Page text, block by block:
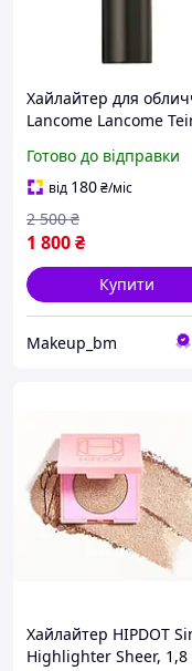
Хайлайтер для
Lancome Lancome
Stick highlighter 01
Flexing Lavander
Готово до відправки
від 180₴/міс
1 800₴
2 500 ₴
Купити
Makeup_bm
Хайлайтер HIPDOT
Highlighter Sheer, 1,8